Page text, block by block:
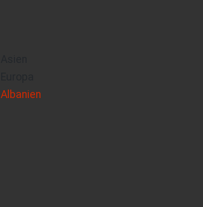
Albanien